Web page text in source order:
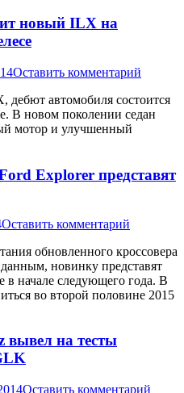
новый ILX на
Оставить комментарий
дебют автомобиля состоится
В новом поколении седан
мотор и улучшенный
Explorer представят
Оставить комментарий
обновленного кроссовера
новинку представят
в начале следующего года. В
во второй половине 2015
вывел на тесты
Оставить комментарий